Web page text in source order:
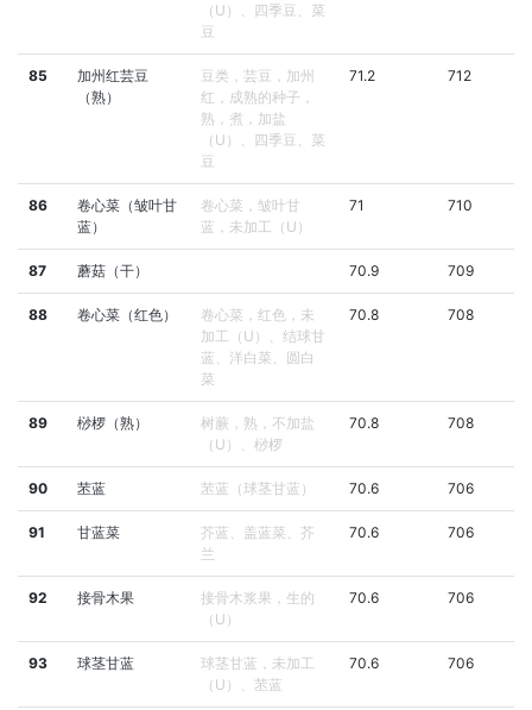
（U）、四季豆、菜
豆
85
加州红芸豆
（熟）
豆类，芸豆，加州
红，成熟的种子，
熟，煮，加盐
（U）、四季豆、菜
豆
71.2 712
86
卷心菜（皱叶甘
蓝）
卷心菜，皱叶甘
蓝，未加工（U）
71 710
87 蘑菇（干） 70.9 709
88 卷心菜（红色）
卷心菜，红色，未
加工（U）、结球甘
蓝、洋白菜、圆白
菜
70.8 708
89 桫椤（熟）
树蕨，熟，不加盐
（U）、桫椤
70.8 708
90 苤蓝 苤蓝（球茎甘蓝） 70.6 706
91 甘蓝菜
芥蓝、盖蓝菜、芥
兰
70.6 706
92 接骨木果
接骨木浆果，生的
（U）
70.6 706
93 球茎甘蓝
球茎甘蓝，未加工
（U）、苤蓝
70.6 706